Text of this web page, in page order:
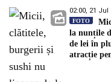
02:00, 21 Jul
FOTO
la nunțile
de lei în
atracție